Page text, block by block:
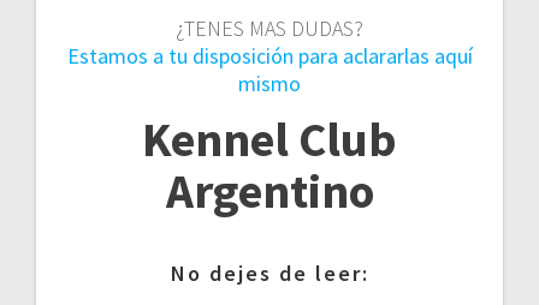
¿TENES MAS DUDAS?
Estamos a tu disposición para aclararlas aquí
mismo
Kennel Club
Argentino
No dejes de leer: